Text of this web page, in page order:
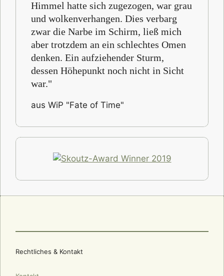
Himmel hatte sich zugezogen, war grau
und wolkenverhangen. Dies verbarg
zwar die Narbe im Schirm, ließ mich
aber trotzdem an ein schlechtes Omen
denken. Ein aufziehender Sturm,
dessen Höhepunkt noch nicht in Sicht
war."
aus WiP "Fate of Time"
Rechtliches & Kontakt